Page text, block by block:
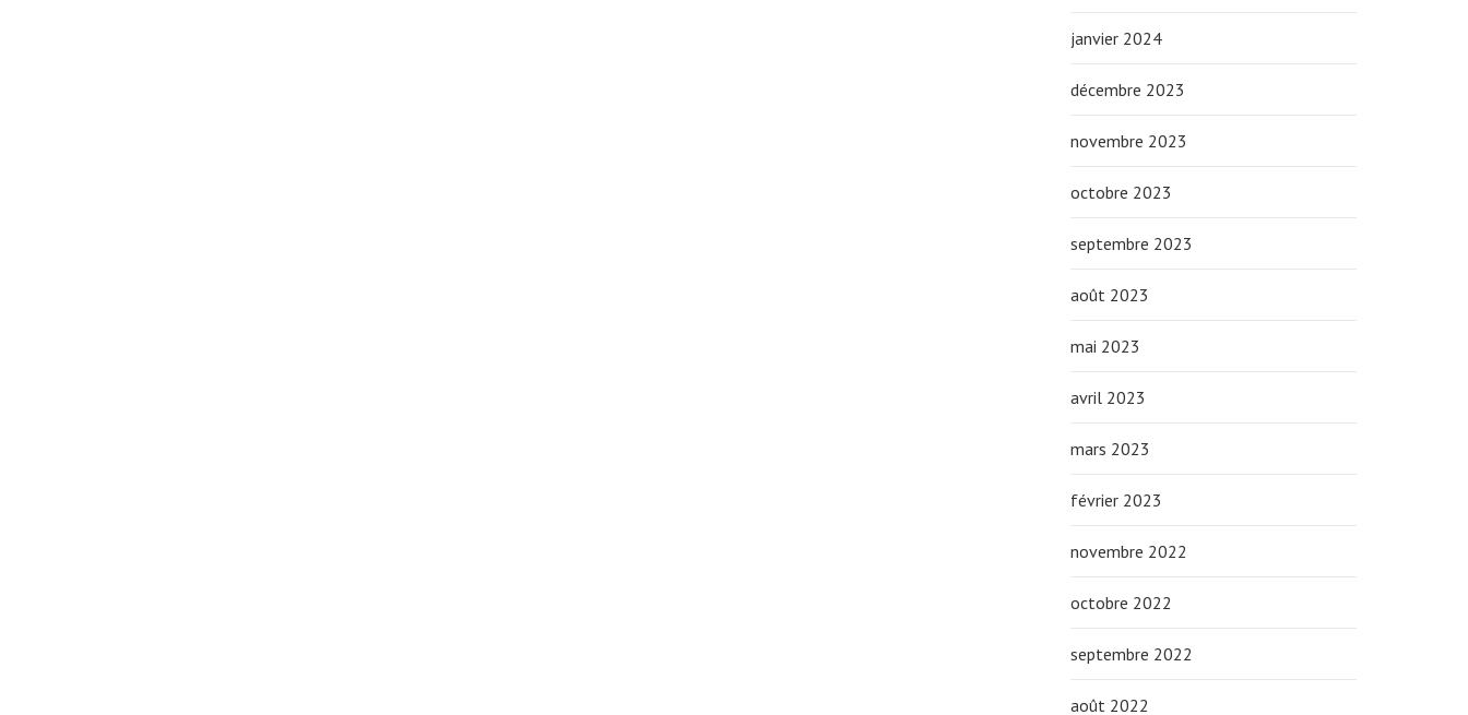
janvier 2024
décembre 2023
novembre 2023
octobre 2023
septembre 2023
août 2023
mai 2023
avril 2023
mars 2023
février 2023
novembre 2022
octobre 2022
septembre 2022
août 2022